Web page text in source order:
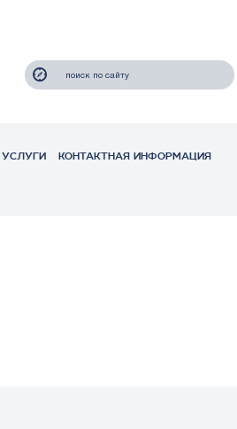
УСЛУГИ КОНТАКТНАЯ ИНФОРМАЦИЯ